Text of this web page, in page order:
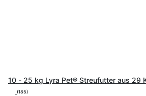
10 - 25 kg Lyra Pet® Streufutter aus 29
(185)